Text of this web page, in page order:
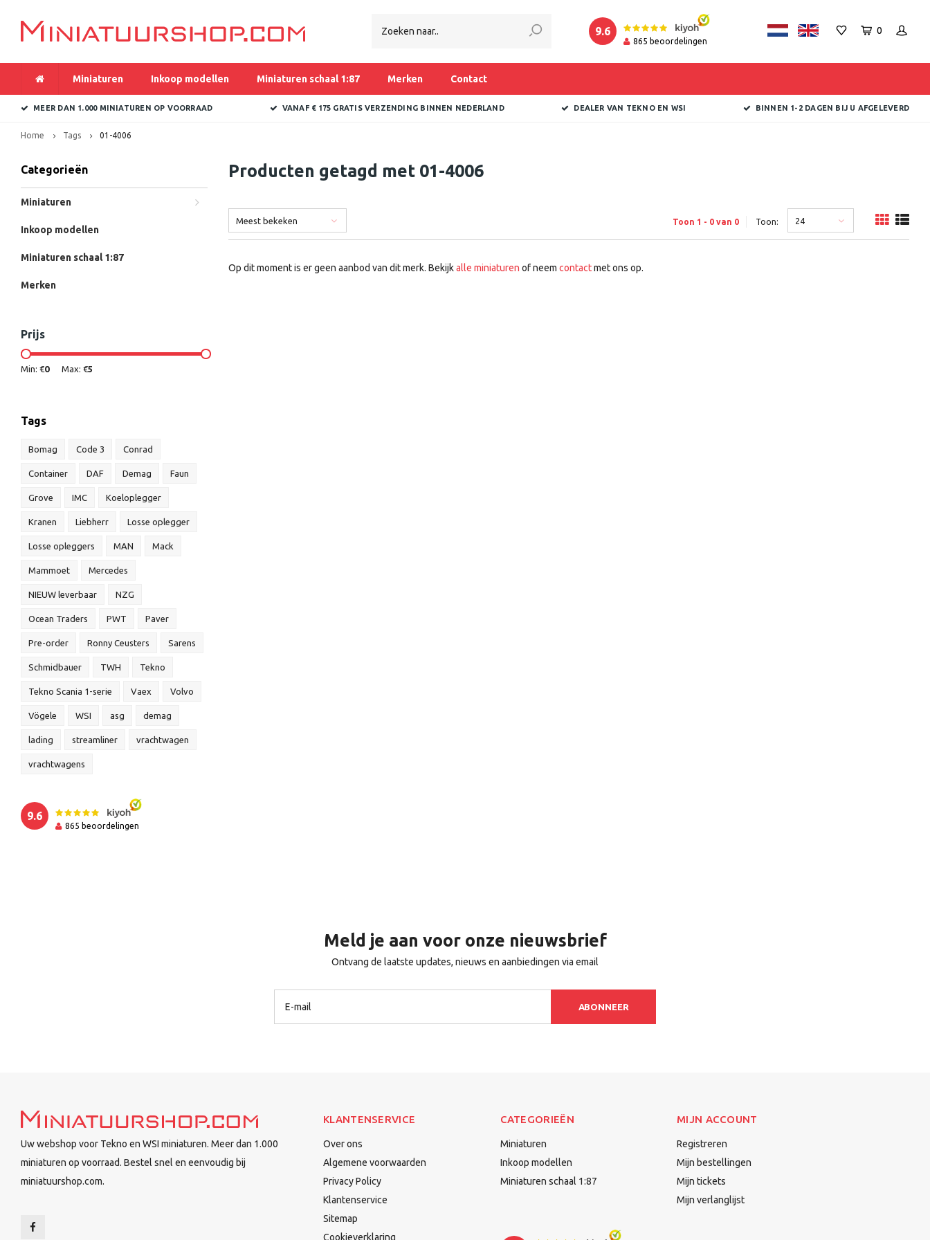
9.6
865 beoordelingen
0
Miniaturen Inkoop modellen Miniaturen schaal 1:87 Merken Contact
MEER DAN 1.000 MINIATUREN OP VOORRAAD VANAF € 175 GRATIS VERZENDING BINNEN NEDERLAND DEALER VAN TEKNO EN WSI BINNEN 1-2 DAGEN BIJ U AFGELEVERD
Home Tags 01-4006
Categorieën
Miniaturen
Inkoop modellen
Miniaturen schaal 1:87
Merken
Prijs
Min: €0 Max: €5
Tags
Bomag Code 3 Conrad
Container DAF Demag Faun
Grove IMC Koeloplegger
Kranen Liebherr Losse oplegger
Losse opleggers MAN Mack
Mammoet Mercedes
NIEUW leverbaar NZG
Ocean Traders PWT Paver
Pre-order Ronny Ceusters Sarens
Schmidbauer TWH Tekno
Tekno Scania 1-serie Vaex Volvo
Vögele WSI asg demag
lading streamliner vrachtwagen
vrachtwagens
9.6
865 beoordelingen
Producten getagd met 01-4006
Meest bekeken Toon 1 - 0 van 0 Toon: 24
Op dit moment is er geen aanbod van dit merk. Bekijkalle miniaturen of neem contactmet ons op.
Meld je aan voor onze nieuwsbrief
Ontvang de laatste updates, nieuws en aanbiedingen via email
ABONNEER
Uw webshop voor Tekno en WSI miniaturen. Meer dan 1.000
miniaturen op voorraad. Bestel snel en eenvoudig bij
miniatuurshop.com.
KLANTENSERVICE
Over ons
Algemene voorwaarden
Privacy Policy
Klantenservice
Sitemap
Cookieverklaring
CATEGORIEËN
Miniaturen
Inkoop modellen
Miniaturen schaal 1:87
MIJN ACCOUNT
Registreren
Mijn bestellingen
Mijn tickets
Mijn verlanglijst